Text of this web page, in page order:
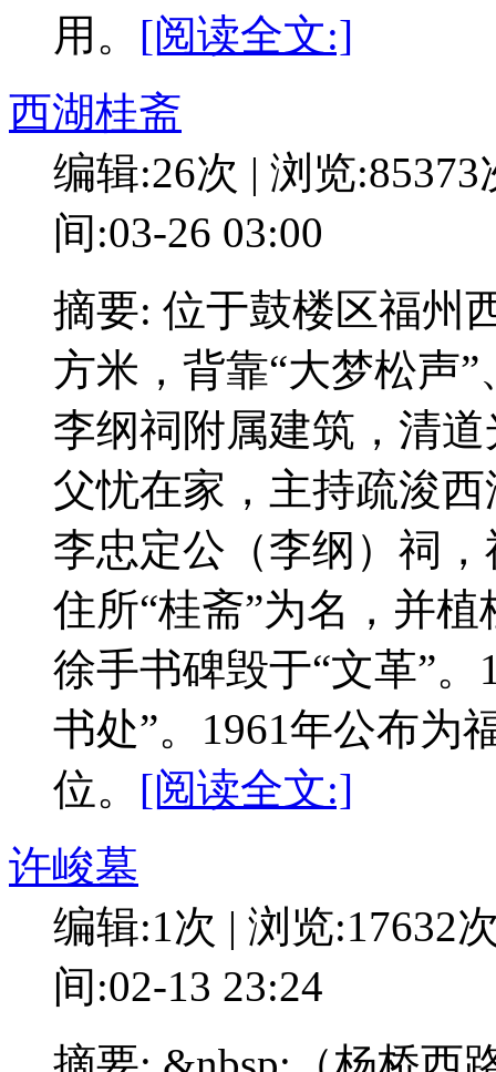
用。 [阅读全文:]
西湖桂斋
编辑:26次 | 浏览:85373
间:03-26 03:00
摘要: 位于鼓楼区福州
方米，背靠“大梦松声
李纲祠附属建筑，清
父忧在家，主持疏浚
李忠定公（李纲）祠
住所“桂斋”为名，并
徐手书碑毁于“文革”
书处”。1961年公布为
位。 [阅读全文:]
许峻墓
编辑:1次 | 浏览:17632
间:02-13 23:24